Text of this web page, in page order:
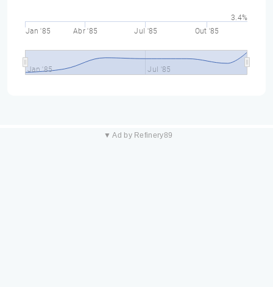
Jan '85 Abr '85 Jul '85 Out '85
Jan '85 Jul '85
3.4%
▼ Ad by Refinery89